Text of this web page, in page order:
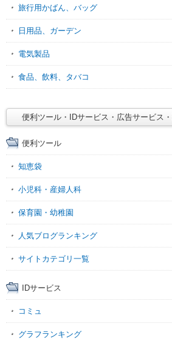
旅行用かばん、バッグ
日用品、ガーデン
電気製品
食品、飲料、タバコ
便利ツール・IDサービス・広告サービス
便利ツール
知恵袋
小児科・産婦人科
保育園・幼稚園
人気ブログランキング
サイトカテゴリ一覧
IDサービス
コミュ
グラフランキング